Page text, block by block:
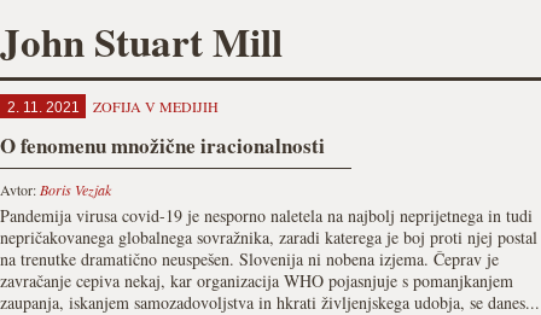
John Stuart Mill
2. 11. 2021 ZOFIJA V MEDIJIH
O fenomenu množične iracionalnosti
Avtor: Boris Vezjak
Pandemija virusa covid-19 je nesporno naletela na najbolj neprijetnega in tudi
nepričakovanega globalnega sovražnika, zaradi katerega je boj proti njej postal
na trenutke dramatično neuspešen. Slovenija ni nobena izjema. Čeprav je
zavračanje cepiva nekaj, kar organizacija WHO pojasnjuje s pomanjkanjem
zaupanja, iskanjem samozadovoljstva in hkrati življenjskega udobja, se danes...